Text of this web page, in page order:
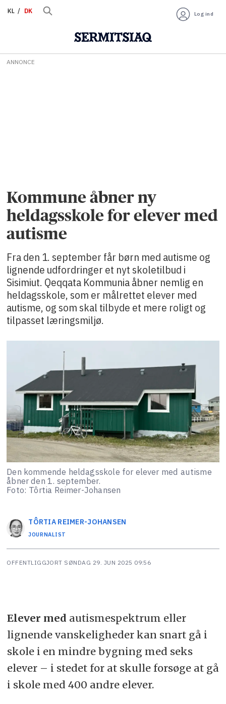
KL DK Log ind
ANNONCE
Kommune åbner ny
heldagsskole for elever med
autisme
Fra den 1. september får børn med autisme og
lignende udfordringer et nyt skoletilbud i
Sisimiut. Qeqqata Kommunia åbner nemlig en
heldagsskole, som er målrettet elever med
autisme, og som skal tilbyde et mere roligt og
tilpasset læringsmiljø.
Den kommende heldagsskole for elever med autisme
åbner den 1. september.
Foto: Tôrtia Reimer-Johansen
TÔRTIA REIMER-JOHANSEN
JOURNALIST
OFFENTLIGGJORT SØNDAG 29. JUN 2025 09:56
Elever med autismespektrum eller
lignende vanskeligheder kan snart gå i
skole i en mindre bygning med seks
elever – i stedet for at skulle forsøge at gå
i skole med 400 andre elever.